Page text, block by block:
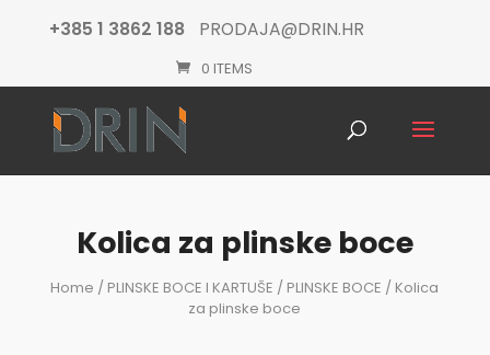
+385 1 3862 188 PRODAJA@DRIN.HR
0 ITEMS
Kolica za plinske boce
Home / PLINSKE BOCE I KARTUŠE / PLINSKE BOCE / Kolica
za plinske boce